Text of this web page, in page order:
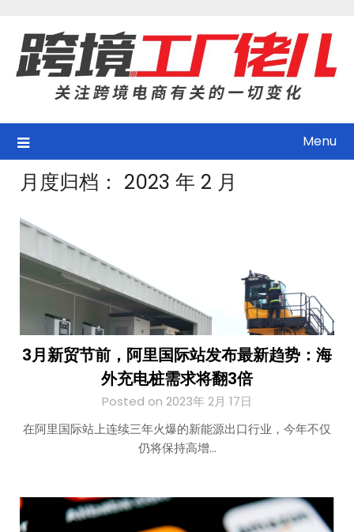
content
Menu
月度归档： 2023 年 2 月
3月新贸节前，阿里国际站发布最新趋势：海
外充电桩需求将翻3倍
Posted on 2023年 2月 17日
在阿里国际站上连续三年火爆的新能源出口行业，今年不仅
仍将保持高增…